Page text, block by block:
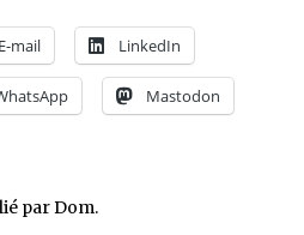
E-mail LinkedIn
Mastodon
parDom.